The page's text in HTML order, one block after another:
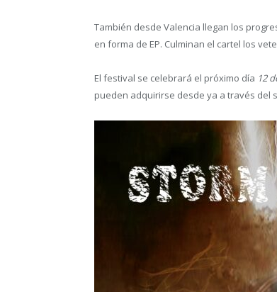
También desde Valencia llegan los
en forma de EP. Culminan el cartel los
El festival se celebrará el próximo día 12
pueden adquirirse desde ya a través del